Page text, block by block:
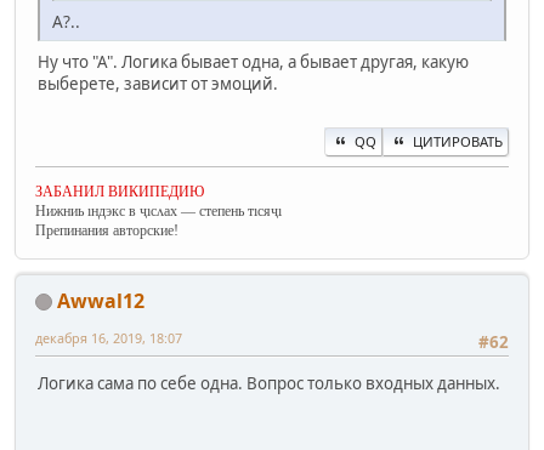
А?..
Ну что "А". Логика бывает одна, а бывает другая, какую
выберете, зависит от эмоций.
QQ ЦИТИРОВАТЬ
ЗАБАНИЛ ВИКИПЕДИЮ
Нижниь ıндэкс в ҷıсʌах — степень тıсяҷı
Препинания авторские!
Awwal12
#62
декабря 16, 2019, 18:07
Логика сама по себе одна. Вопрос только входных данных.